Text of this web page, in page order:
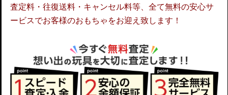
査定料・往復送料・キャンセル料等、全て無料の安心サ
ービスでお客様のおもちゃをお迎え致します！